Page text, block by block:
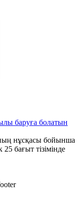
баруға болатын
нұсқасы бойынша
бағыт тізімінде